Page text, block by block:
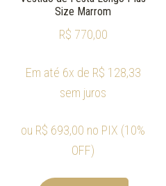
Size Marrom
R$ 770,00
Em até 6x de R$ 128,33
sem juros
ou R$ 693,00 no PIX (10%
OFF)